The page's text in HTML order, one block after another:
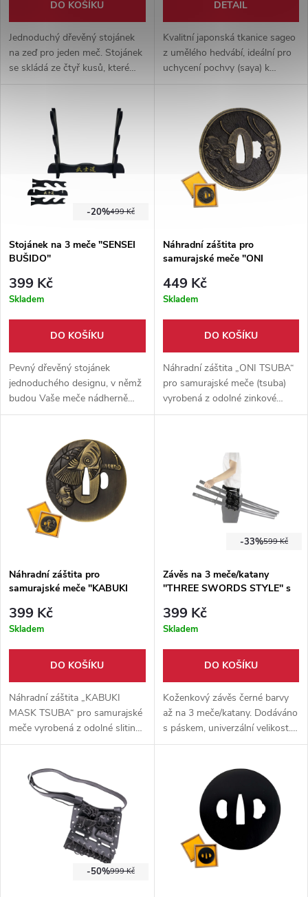
DO KOŠÍKU
Jednoduchý dřevěný stojánek
na zeď pro jeden meč. Stojánek
se skládá ze čtyř kusů, které
DETAIL
Kvalitní japonská tkanice sageo
z umělého hedvábí, ideální pro
uchycení pochvy (saya) k
499 Kč
-20%
Stojánek na 3 meče "SENSEI
BUŠIDO"
399 Kč
Skladem
DO KOŠÍKU
Pevný dřevěný stojánek
jednoduchého designu, v němž
budou Vaše meče nádherně
vystaveny. Místo až pro 3 meče
nápis "BUŠIDO".
Náhradní záštita pro
samurajské meče "ONI
449 Kč
Skladem
DO KOŠÍKU
Náhradní záštita „ONI TSUBA“
pro samurajské meče (tsuba)
vyrobená z odolné zinkové
slitiny. Nabízí precizní
lepší vyvážení zbraně.
Náhradní záštita pro
samurajské meče "KABUKI
399 Kč
Skladem
DO KOŠÍKU
Náhradní záštita „KABUKI
MASK TSUBA“ pro samurajské
meče vyrobená z odolné slitiny
zinku. Nabízí precizní
tvary pro estetické vylepšení i
lepší vyvážení zbraně.
599 Kč
-33%
Závěs na 3 meče/katany
''THREE SWORDS STYLE'' s
399 Kč
Skladem
DO KOŠÍKU
Koženkový závěs černé barvy
až na 3 meče/katany. Dodáváno
s páskem, univerzální velikost.
Ideální doplněk k historickému
999 Kč
-50%